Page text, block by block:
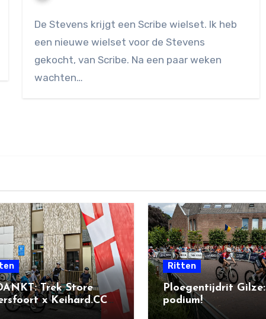
reacties
De Stevens krijgt een Scribe wielset. Ik heb
een nieuwe wielset voor de Stevens
gekocht, van Scribe. Na een paar weken
wachten…
Trek Store
x Keihard.CC
Ride + BBQ
Ritten
Ploegentijdrit Gilze:
podium!